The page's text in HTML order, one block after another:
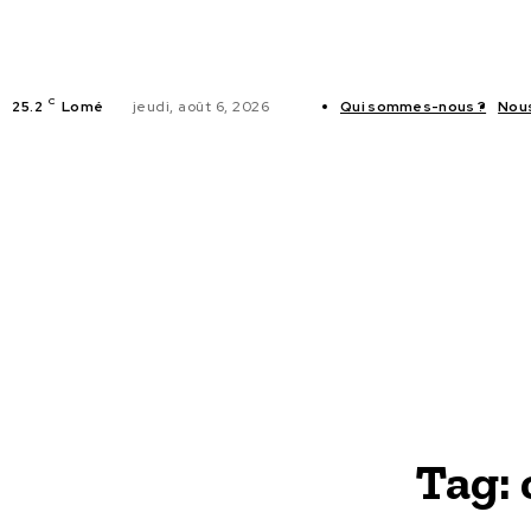
25.2 C Lomé jeudi, août 6, 2026 Qui sommes-nous ?
Tag: